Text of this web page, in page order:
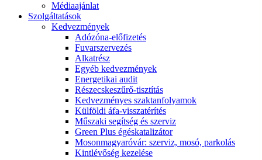
Médiaajánlat
Szolgáltatások
Kedvezmények
Adózóna-előfizetés
Fuvarszervezés
Alkatrész
Egyéb kedvezmények
Energetikai audit
Részecskeszűrő-tisztítás
Kedvezményes szaktanfolyamok
Külföldi áfa-visszatérítés
Műszaki segítség és szerviz
Green Plus égéskatalizátor
Mosonmagyaróvár: szerviz, mosó, parkolás
Kintlévőség kezelése